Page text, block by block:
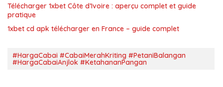
Télécharger 1xbet Côte d’Ivoire : aperçu complet et guide
pratique
1xbet cd apk télécharger en France – guide complet
#HargaCabai #CabaiMerahKriting #PetaniBalangan
#HargaCabaiAnjlok #KetahananPangan